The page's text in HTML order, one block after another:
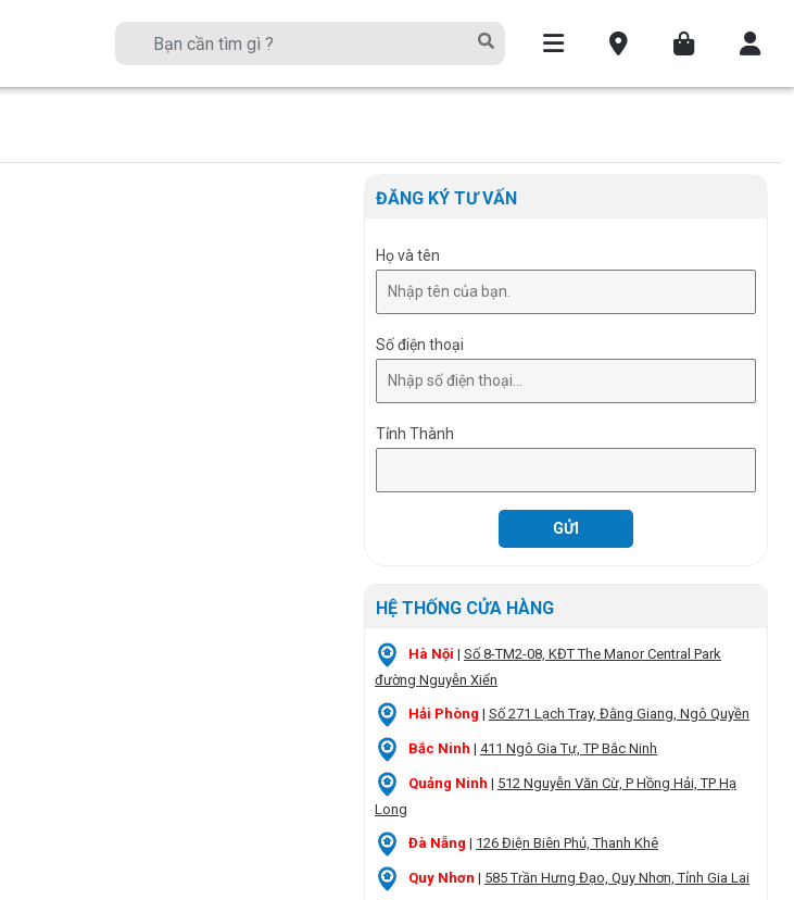
ĐĂNG KÝ TƯ VẤN
Họ và tên
Số điện thoại
Tỉnh Thành
HỆ THỐNG CỬA HÀNG
Hà Nội | Số 8-TM2-08, KĐT The Manor Central Park
đường Nguyễn Xiển
Hải Phòng | Số 271 Lạch Tray, Đằng Giang, Ngô Quyền
Bắc Ninh | 411 Ngô Gia Tự, TP Bắc Ninh
Quảng Ninh | 512 Nguyễn Văn Cừ, P Hồng Hải, TP Hạ
Long
Đà Nẵng | 126 Điện Biên Phủ, Thanh Khê
Quy Nhơn | 585 Trần Hưng Đạo, Quy Nhơn, Tỉnh Gia Lai